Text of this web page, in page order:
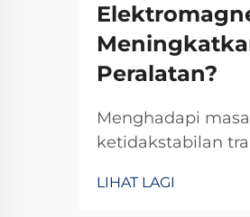
Peralatan?
Menghadapi
ketidakstabilan
kimia? Kopling
LIHAT LAGI